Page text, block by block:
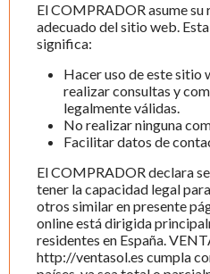
El COMPRADOR asume
adecuado del sitio web.
significa:
Hacer uso de este sitio
realizar consultas y
legalmente válidas.
No realizar ninguna
Facilitar datos de
El COMPRADOR declara
tener la capacidad legal
otros similar en presente
online está dirigida
residentes en España.
http://ventasol.es cumpla